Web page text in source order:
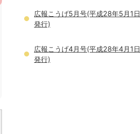
広報こうげ5月号(平成28年5月1日
発行)
広報こうげ4月号(平成28年4月1日
発行)